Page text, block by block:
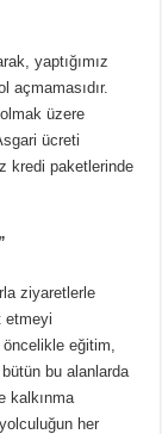
yaptığımız
açmamasıdır.
üzere
ücreti
kredi paketlerinde
ziyaretlerle
etmeyi
eğitim,
bu alanlarda
kalkınma
her